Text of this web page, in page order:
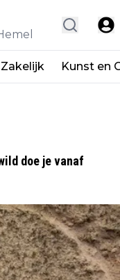
Zakelijk Kunst en
doe je vanaf